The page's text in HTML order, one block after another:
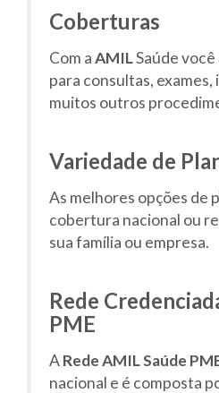
Coberturas
Com aAMILSaúde
para consultas,
muitos outros
Variedade de
As melhores opções de
cobertura nacional ou
sua família ou empresa.
Rede
PME
ARede AMIL Saúde
nacional e é composta